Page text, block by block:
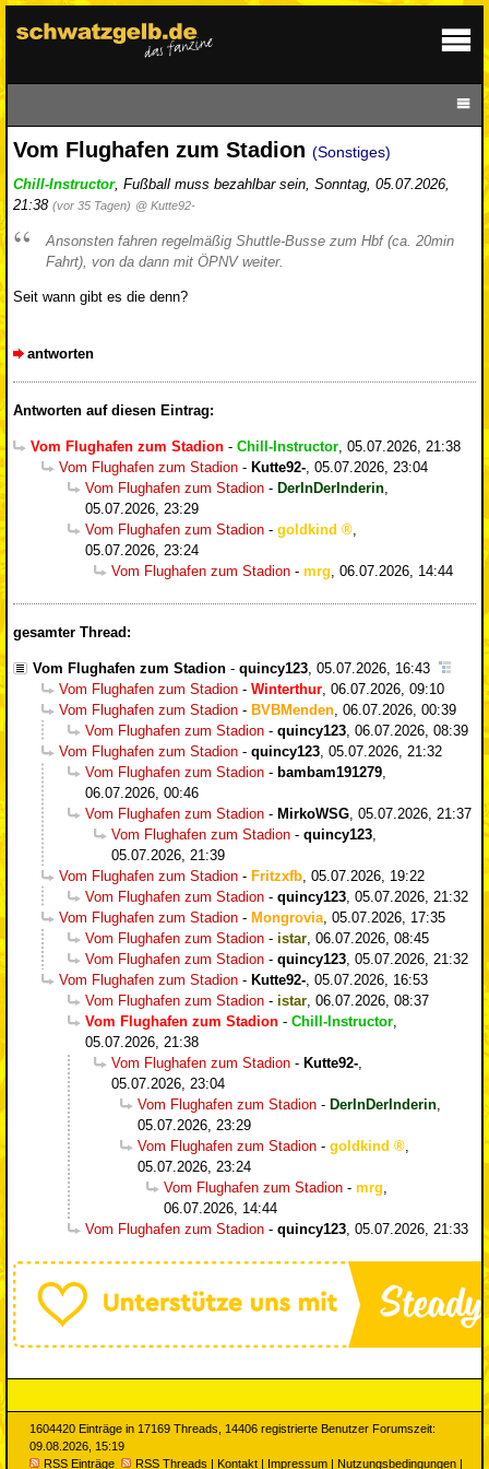
Vom Flughafen zum Stadion (Sonstiges)
Chill-Instructor, Fußball muss bezahlbar sein, Sonntag, 05.07.2026,
21:38 (vor 35 Tagen) @ Kutte92-
Ansonsten fahren regelmäßig Shuttle-Busse zum Hbf (ca. 20min
Fahrt), von da dann mit ÖPNV weiter.
Seit wann gibt es die denn?
antworten
Antworten auf diesen Eintrag:
Vom Flughafen zum Stadion - Chill-Instructor, 05.07.2026, 21:38
Vom Flughafen zum Stadion - Kutte92-, 05.07.2026, 23:04
Vom Flughafen zum Stadion - DerInDerInderin,
05.07.2026, 23:29
Vom Flughafen zum Stadion - goldkind
,
05.07.2026, 23:24
Vom Flughafen zum Stadion - mrg, 06.07.2026, 14:44
gesamter Thread:
Vom Flughafen zum Stadion - quincy123 05.07.2026, 16:43
Vom Flughafen zum Stadion - Winterthur 06.07.2026, 09:10
Vom Flughafen zum Stadion - BVBMenden 06.07.2026, 00:39
Vom Flughafen zum Stadion - quincy123 06.07.2026, 08:39
Vom Flughafen zum Stadion - quincy123 05.07.2026, 21:32
Vom Flughafen zum Stadion - bambam191279
06.07.2026, 00:46
Vom Flughafen zum Stadion - MirkoWSG 05.07.2026, 21:37
Vom Flughafen zum Stadion - quincy123
05.07.2026, 21:39
Vom Flughafen zum Stadion - Fritzxfb 05.07.2026, 19:22
Vom Flughafen zum Stadion - quincy123 05.07.2026, 21:32
Vom Flughafen zum Stadion - Mongrovia 05.07.2026, 17:35
Vom Flughafen zum Stadion - istar 06.07.2026, 08:45
Vom Flughafen zum Stadion - quincy123 05.07.2026, 21:32
Vom Flughafen zum Stadion - Kutte92- 05.07.2026, 16:53
Vom Flughafen zum Stadion - istar 06.07.2026, 08:37
Vom Flughafen zum Stadion - Chill-Instructor
05.07.2026, 21:38
Vom Flughafen zum Stadion - Kutte92-
05.07.2026, 23:04
Vom Flughafen zum Stadion - DerInDerInderin
05.07.2026, 23:29
Vom Flughafen zum Stadion - goldkind
05.07.2026, 23:24
Vom Flughafen zum Stadion - mrg
06.07.2026, 14:44
Vom Flughafen zum Stadion - quincy123 05.07.2026, 21:33
1604420 Einträge in 17169 Threads, 14406 registrierte Benutzer Forumszeit:
09.08.2026, 15:19
RSS Einträge
RSS Threads | Kontakt | Impressum | Nutzungsbedingungen |